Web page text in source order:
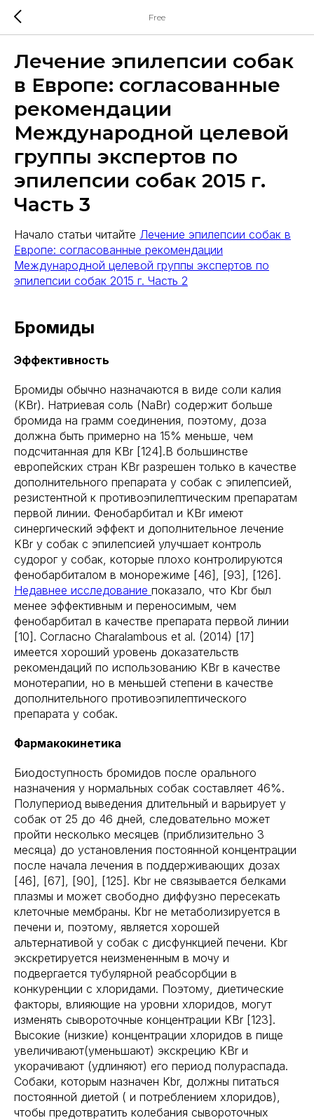
Free
Лечение эпилепсии собак
в Европе: согласованные
рекомендации
Международной целевой
группы экспертов по
эпилепсии собак 2015 г.
Часть 3
Начало статьи читайте Лечение эпилепсии собак в
Европе: согласованные рекомендации
Международной целевой группы экспертов по
эпилепсии собак 2015 г. Часть 2
Бромиды
Эффективность
Бромиды обычно назначаются в виде соли калия
(KBr). Натриевая соль (NaBr) содержит больше
бромида на грамм соединения, поэтому, доза
должна быть примерно на 15% меньше, чем
подсчитанная для KBr [124].В большинстве
европейских стран KBr разрешен только в качестве
дополнительного препарата у собак с эпилепсией,
резистентной к противоэпилептическим препаратам
первой линии. Фенобарбитал и KBr имеют
синергический эффект и дополнительное лечение
KBr у собак с эпилепсией улучшает контроль
судорог у собак, которые плохо контролируются
фенобарбиталом в монорежиме [46], [93], [126].
Недавнее исследование показало, что Kbr был
менее эффективным и переносимым, чем
фенобарбитал в качестве препарата первой линии
[10]. Согласно Charalambous et al. (2014) [17]
имеется хороший уровень доказательств
рекомендаций по использованию KBr в качестве
монотерапии, но в меньшей степени в качестве
дополнительного противоэпилептического
препарата у собак.
Фармакокинетика
Биодоступность бромидов после орального
назначения у нормальных собак составляет 46%.
Полупериод выведения длительный и варьирует у
собак от 25 до 46 дней, следовательно может
пройти несколько месяцев (приблизительно 3
месяца) до установления постоянной концентрации
после начала лечения в поддерживающих дозах
[46], [67], [90], [125]. Kbr не связывается белками
плазмы и может свободно диффузно пересекать
клеточные мембраны. Kbr не метаболизируется в
печени и, поэтому, является хорошей
альтернативой у собак с дисфункцией печени. Kbr
экскретируется неизмененным в мочу и
подвергается тубулярной реабсорбции в
конкуренции с хлоридами. Поэтому, диетические
факторы, влияющие на уровни хлоридов, могут
изменять сывороточные концентрации KBr [123].
Высокие (низкие) концентрации хлоридов в пище
увеличивают(уменьшают) экскрецию KBr и
укорачивают (удлиняют) его период полураспада.
Собаки, которым назначен Kbr, должны питаться
постоянной диетой ( и потреблением хлоридов),
чтобы предотвратить колебания сывороточных